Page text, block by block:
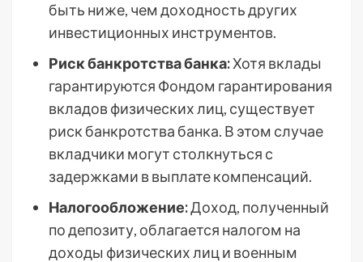
быть ниже, чем доходность других
инвестиционных инструментов.
Риск банкротства банка:Хотя вклады
гарантируются Фондом гарантирования
вкладов физических лиц, существует
риск банкротства банка. В этом случае
вкладчики могут столкнуться с
задержками в выплате компенсаций.
Налогообложение:Доход, полученный
по депозиту, облагается налогом на
доходы физических лиц и военным